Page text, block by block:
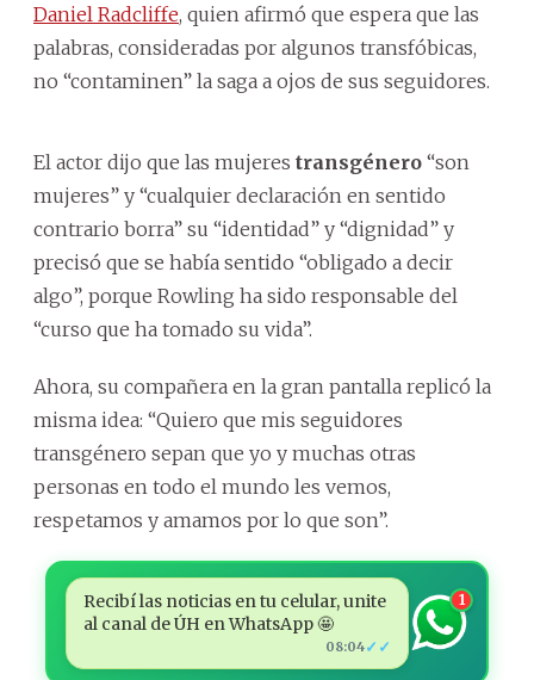
Daniel Radcliffe, quien afirmó que espera que las
palabras, consideradas por algunos transfóbicas,
no “contaminen” la saga a ojos de sus seguidores.
El actor dijo que las mujeres transgénero “son
mujeres” y “cualquier declaración en sentido
contrario borra” su “identidad” y “dignidad” y
precisó que se había sentido “obligado a decir
algo”, porque Rowling ha sido responsable del
“curso que ha tomado su vida”.
Ahora, su compañera en la gran pantalla replicó la
misma idea: “Quiero que mis seguidores
transgénero sepan que yo y muchas otras
personas en todo el mundo les vemos,
respetamos y amamos por lo que son”.
Recibí las noticias en tu celular, unite
al canal de ÚH en WhatsApp 🤩
08:04✓✓
1